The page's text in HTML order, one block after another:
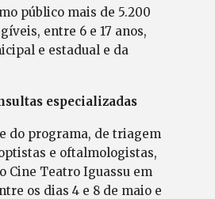
público mais de 5.200
entre 6 e 17 anos,
e estadual e da
especializadas
do programa, de triagem
e oftalmologistas,
Cine Teatro Iguassu em
os dias 4 e 8 de maio e